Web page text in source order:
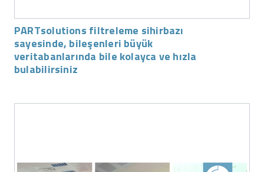
PARTsolutions filtreleme sihirbazı
sayesinde, bileşenleri büyük
veritabanlarında bile kolayca ve hızla
bulabilirsiniz